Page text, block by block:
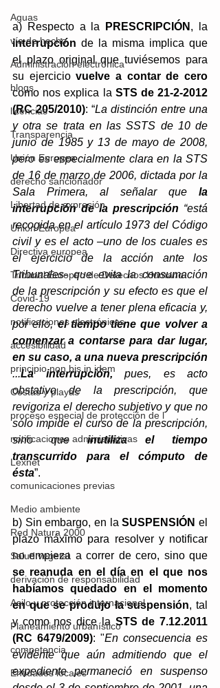
Aguas
vía de hecho
Administración electrónica
blogs
licencias
Transparencia
Unión Europea
derecho sancionador
Libertad de expresión
Unión Europea
Directiva europea
Tribunal Europeo de Derechos Humano
Covid-19
notificaciones electrónicas
accesibilidad
principio non bis in idem
Costas y playas
proceso especial de protección de l
notificaciones administrativas
Lexnet
comunicaciones previas
Medio ambiente
Red Natura 2000
Salud vegetal
derivación de responsabilidad
Asilo y protección internacional
Planeamiento urbanístico
competencia
Entidades locales
a) Respecto a la PRESCRIPCIÓN
interrupción de la misma implica que
el plazo original que tuviésemos para
su ejercicio vuelve a contar de cero
como nos explica
la STS de 21-2-2012
(RC 205/2010): “La distinción entre una
y otra se trata en las SSTS de 10 de
junio de 1985 y 13 de mayo de 2008,
pero es especialmente clara en la STS
de 16 de marzo de 2006, dictada por la
Sala Primera, al señalar que la
interrupción de la prescripción “está
recogida en el artículo 1973 del Código
civil y es el acto –uno de los cuales es
el ejercicio de la acción ante los
Tribunales- que evita la consumación
de la prescripción y su efecto es que el
derecho vuelve a tener plena eficacia y,
por ello, el tiempo tiene que volver a
comenzar a contarse para dar lugar,
en su caso, a una nueva prescripción
...La interrupción, pues, es acto
obstativo de la prescripción, que
revigoriza el derecho subjetivo y que no
sólo impide el curso de la prescripción,
sino que inutiliza el tiempo
transcurrido para el cómputo de
ésta”.
b) Sin embargo, en la SUSPENSIÓN el
plazo máximo para resolver y notificar
se reanuda en el día en el que nos
habíamos quedado en el momento
en que se produjo la suspensión, tal
y como nos dice la STS de 7.12.2011
(RC 6479/2009): "En consecuencia es
evidente que aún admitiendo que el
expediente permaneció en suspenso